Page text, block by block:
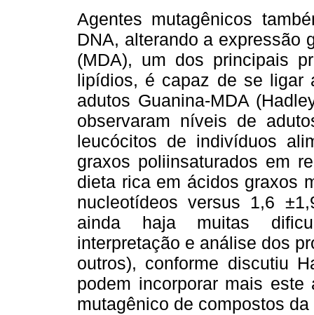
Agentes mutagênicos
DNA, alterando a expressão
(MDA), um dos principais
lipídios, é capaz de se ligar
adutos Guanina-MDA
observaram níveis de
leucócitos de indivíduos
graxos poliinsaturados em
dieta rica em ácidos graxos
nucleotídeos versus 1,6
ainda haja muitas
interpretação e análise dos
outros), conforme discutiu
podem incorporar mais
mutagênico de compostos da